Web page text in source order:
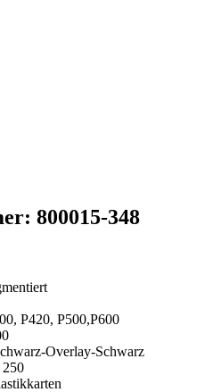
800015-348
P420, P500,P600
Overlay-Schwarz